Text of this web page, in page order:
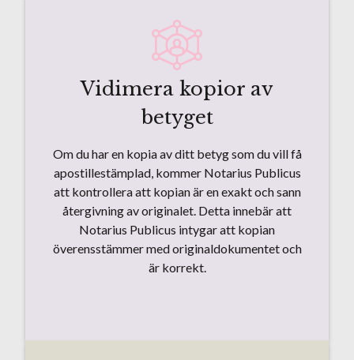
Vidimera kopior av
betyget
Om du har en kopia av ditt betyg som du vill få
apostillestämplad, kommer Notarius Publicus
att kontrollera att kopian är en exakt och sann
återgivning av originalet. Detta innebär att
Notarius Publicus intygar att kopian
överensstämmer med originaldokumentet och
är korrekt.